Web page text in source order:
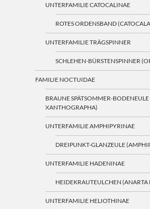
UNTERFAMILIE CATOCALINAE
ROTES ORDENSBAND
UNTERFAMILIE TRÄGSPINNER
SCHLEHEN-BÜRSTENSPINNER
FAMILIE NOCTUIDAE
BRAUNE SPÄTSOMMER-
XANTHOGRAPHA)
UNTERFAMILIE AMPHIPYRINAE
DREIPUNKT-GLANZEULE
UNTERFAMILIE HADENINAE
HEIDEKRAUTEULCHEN (ANARTA
UNTERFAMILIE HELIOTHINAE